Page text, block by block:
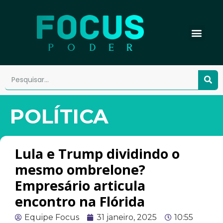
POLÍTICA
Lula e Trump dividindo o
mesmo ombrelone?
Empresário articula
encontro na Flórida
Equipe Focus 31 janeiro, 2025 10:55